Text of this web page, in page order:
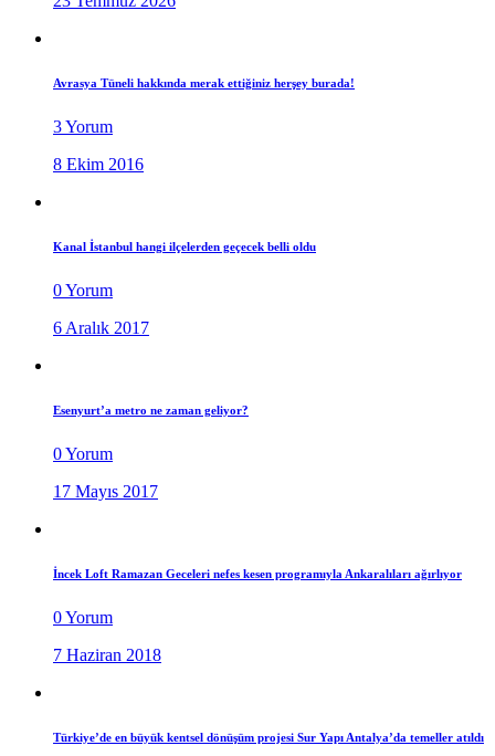
Avrasya Tüneli hakkında merak ettiğiniz herşey burada!
3 Yorum
8 Ekim 2016
Kanal İstanbul hangi ilçelerden geçecek belli oldu
0 Yorum
6 Aralık 2017
Esenyurt’a metro ne zaman geliyor?
0 Yorum
17 Mayıs 2017
İncek Loft Ramazan Geceleri nefes kesen programıyla Ankaralıları ağırlıyor
0 Yorum
7 Haziran 2018
Türkiye’de en büyük kentsel dönüşüm projesi Sur Yapı Antalya’da temeller atıldı